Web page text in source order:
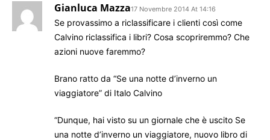
Gianluca Mazza17 Novembre 2014 At 14:16
Se provassimo a riclassificare i clienti così come
Calvino riclassifica i libri? Cosa scopriremmo? Che
azioni nuove faremmo?
Brano ratto da “Se una notte d’inverno un
viaggiatore” di Italo Calvino
“Dunque, hai visto su un giornale che è uscito Se
una notte d’inverno un viaggiatore, nuovo libro di